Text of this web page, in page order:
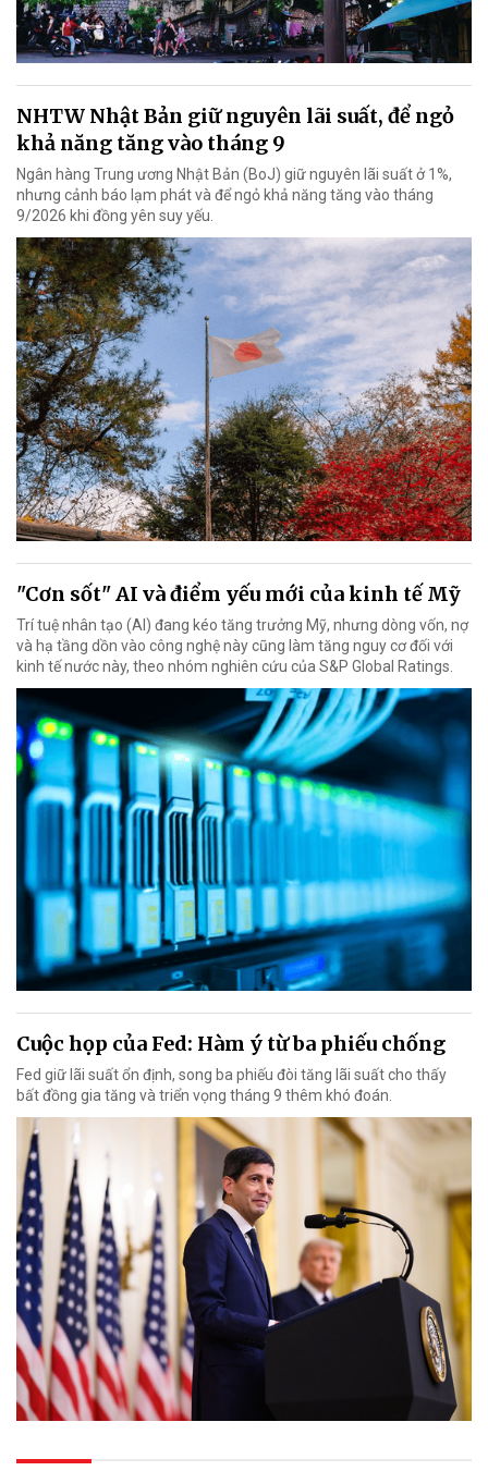
NHTW Nhật Bản giữ nguyên lãi suất, để ngỏ
khả năng tăng vào tháng 9
Ngân hàng Trung ương Nhật Bản (BoJ) giữ nguyên lãi suất ở 1%,
nhưng cảnh báo lạm phát và để ngỏ khả năng tăng vào tháng
9/2026 khi đồng yên suy yếu.
"Cơn sốt" AI và điểm yếu mới của kinh tế Mỹ
Trí tuệ nhân tạo (AI) đang kéo tăng trưởng Mỹ, nhưng dòng vốn, nợ
và hạ tầng dồn vào công nghệ này cũng làm tăng nguy cơ đối với
kinh tế nước này, theo nhóm nghiên cứu của S&P Global Ratings.
Cuộc họp của Fed: Hàm ý từ ba phiếu chống
Fed giữ lãi suất ổn định, song ba phiếu đòi tăng lãi suất cho thấy
bất đồng gia tăng và triển vọng tháng 9 thêm khó đoán.